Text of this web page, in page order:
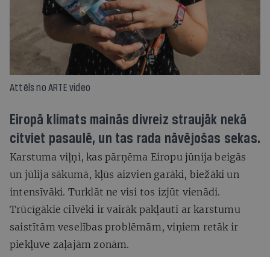
Attēls no ARTE video
Eiropā klimats mainās divreiz straujāk nekā
citviet pasaulē, un tas rada nāvējošas sekas.
Karstuma viļņi, kas pārņēma Eiropu jūnija beigās
un jūlija sākumā, kļūs aizvien garāki, biežāki un
intensīvāki. Turklāt ne visi tos izjūt vienādi.
Trūcīgākie cilvēki ir vairāk pakļauti ar karstumu
saistītām veselības problēmām, viņiem retāk ir
piekļuve zaļajām zonām.